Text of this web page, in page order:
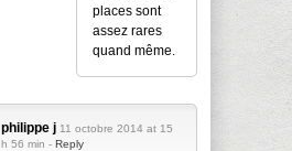
places sont
assez rares
quand même.
philippe j 11 octobre 2014 at 15
h 56 min - Reply